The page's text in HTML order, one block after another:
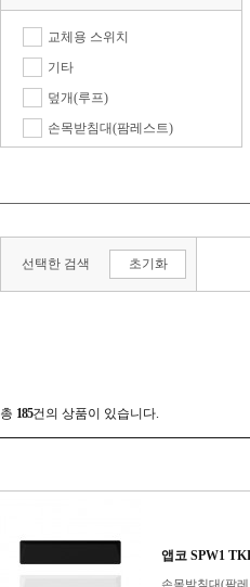
교체용 스위치
기타
덮개(루프)
손목받침대(팜레스트)
전용 액세서리
키캡
선택한 검색 초기화